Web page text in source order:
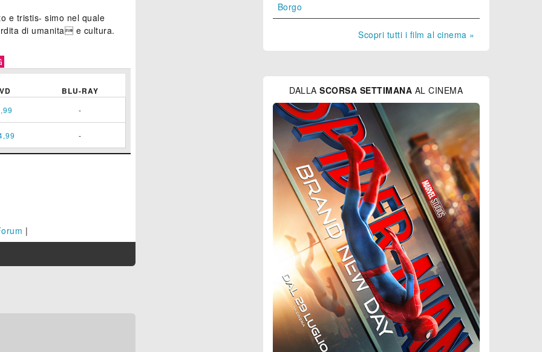
e tristis- simo nel quale
di umanita e cultura.
BLU-RAY
-
-
|
Borgo
Scopri tutti i film al cinema »
DALLASCORSA SETTIMANA AL CINEMA